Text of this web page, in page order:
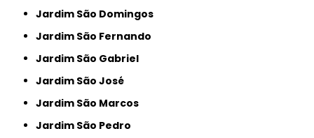
Jardim São Domingos
Jardim São Fernando
Jardim São Gabriel
Jardim São José
Jardim São Marcos
Jardim São Pedro